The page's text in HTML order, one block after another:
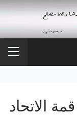
الاتحاد